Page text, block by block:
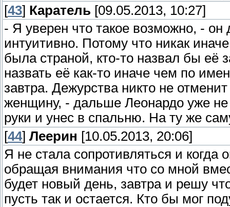
[43] Каратель [09.05.2013, 10:27]
- Я уверен что такое возможно, - он
интуитивно. Потому что никак
была страной, кто-то назвал бы её
назвать её как-то иначе чем по
завтра. Дежурства никто не
женщину, - дальше Леонардо уже не
руки и унес в спальню. На ту же
[44] Леерин [10.05.2013, 20:06]
Я не стала сопротивляться и когда
обращая внимания что со мной
будет новый день, завтра и решу
пусть так и остается. Кто бы мог